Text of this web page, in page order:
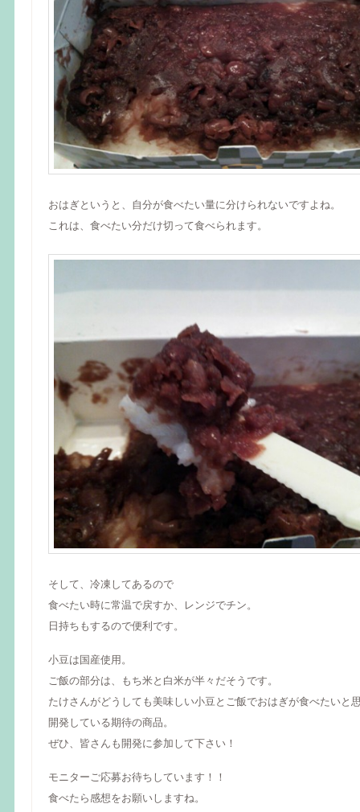
おはぎというと、自分が食べたい量に分けられないですよね。
これは、食べたい分だけ切って食べられます。
そして、冷凍してあるので
食べたい時に常温で戻すか、レンジでチン。
日持ちもするので便利です。
小豆は国産使用。
ご飯の部分は、もち米と白米が半々だそうです。
たけさんがどうしても美味しい小豆とご飯でおはぎが食べたいと
開発している期待の商品。
ぜひ、皆さんも開発に参加して下さい！
モニターご応募お待ちしています！！
食べたら感想をお願いしますね。